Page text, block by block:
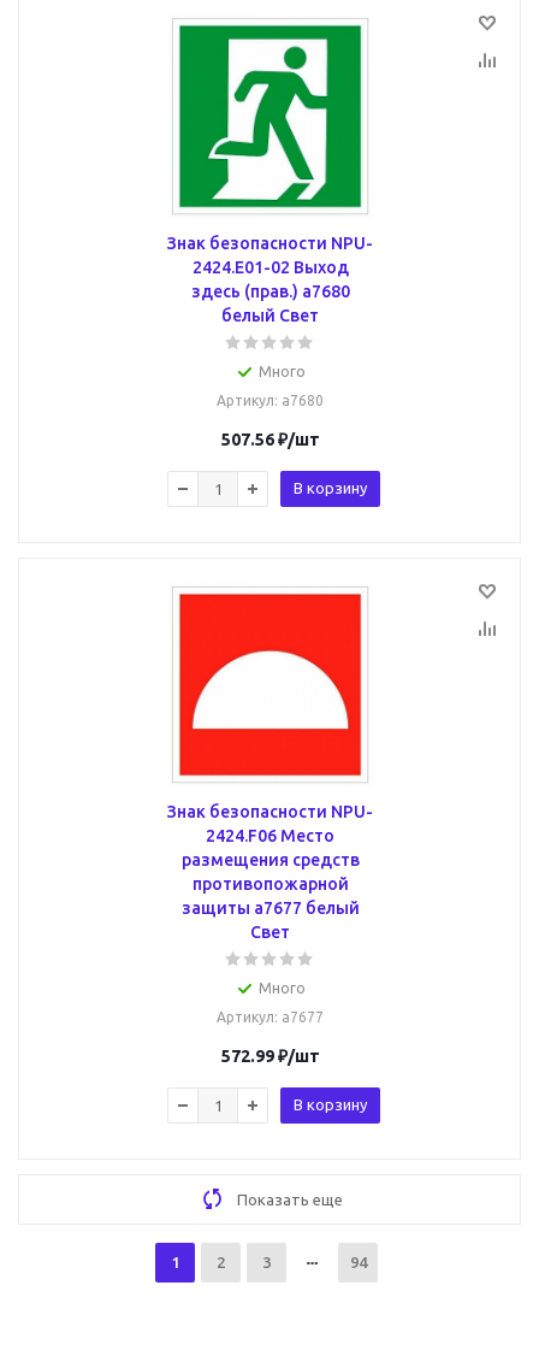
Знак безопасности NPU-
2424.E01-02 Выход
здесь (прав.) a7680
белый Свет
Много
Артикул: a7680
507.56₽/шт
В корзину
Знак безопасности NPU-
2424.F06 Место
размещения средств
противопожарной
защиты a7677 белый
Свет
Много
Артикул: a7677
572.99₽/шт
В корзину
Показать еще
1 2 3 94